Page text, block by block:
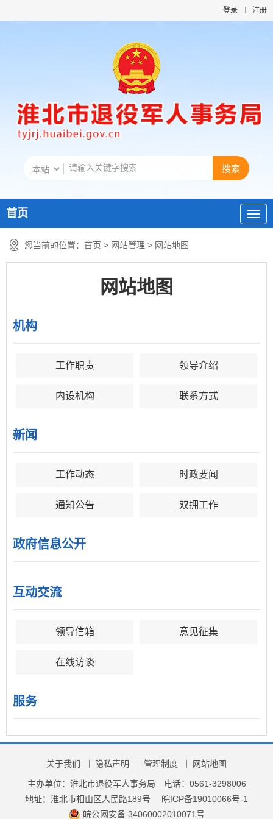
登录 注册
首页
您当前的位置： 首页 > 网站管理 > 网站地图
网站地图
机构
工作职责 领导介绍
内设机构 联系方式
新闻
工作动态 时政要闻
通知公告 双拥工作
政府信息公开
互动交流
领导信箱 意见征集
在线访谈
服务
关于我们 隐私声明 管理制度 网站地图
主办单位：淮北市退役军人事务局
电话：0561-3298006
地址：淮北市相山区人民路189号
皖ICP备19010066号-1
皖公网安备 34060002010071号